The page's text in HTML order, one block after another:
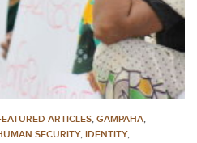
ARTICLES, GAMPAHA,
SECURITY, IDENTITY,